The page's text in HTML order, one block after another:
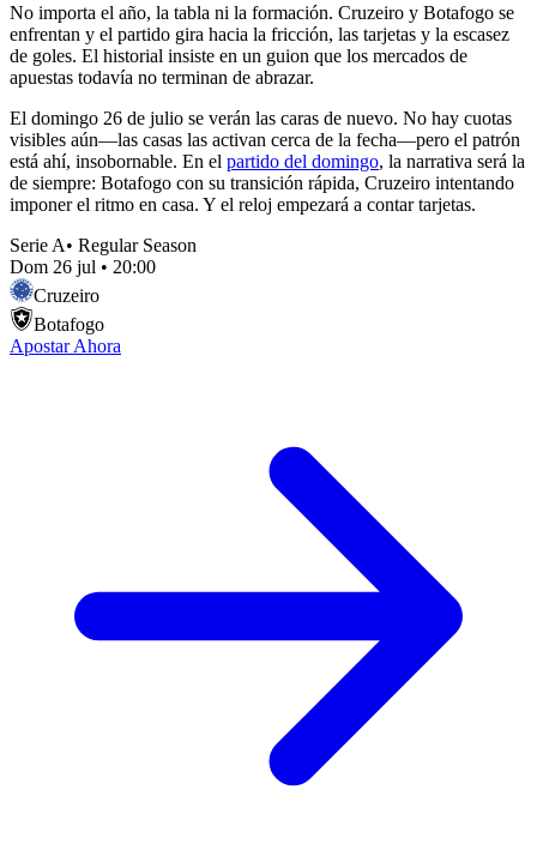
No importa el año, la tabla ni la formación. Cruzeiro y Botafogo se
enfrentan y el partido gira hacia la fricción, las tarjetas y la escasez
de goles. El historial insiste en un guion que los mercados de
apuestas todavía no terminan de abrazar.
El domingo 26 de julio se verán las caras de nuevo. No hay cuotas
visibles aún—las casas las activan cerca de la fecha—pero el patrón
está ahí, insobornable. En el partido del domingo, la narrativa será la
de siempre: Botafogo con su transición rápida, Cruzeiro intentando
imponer el ritmo en casa. Y el reloj empezará a contar tarjetas.
Serie A• Regular Season
Dom 26 jul • 20:00
Cruzeiro
Botafogo
Apostar Ahora